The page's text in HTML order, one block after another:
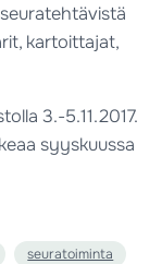
kartoittajat,
3.-5.11.2017.
syyskuussa
seuratoiminta